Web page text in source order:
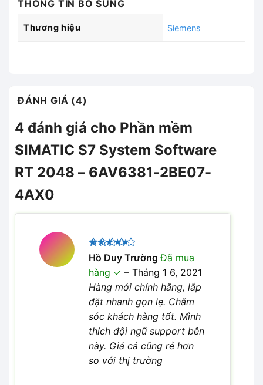
THÔNG TIN BỔ SUNG
Thương hiệu Siemens
ĐÁNH GIÁ (4)
4 đánh giá cho Phần mềm
SIMATIC S7 System Software
RT 2048 – 6AV6381-2BE07-
4AX0
Được
xếp hạng
45 sao
Hồ Duy TrườngĐã mua
hàng
– Tháng 1 6, 2021
Hàng mới chính hãng, lắp
đặt nhanh gọn lẹ. Chăm
sóc khách hàng tốt. Mình
thích đội ngũ support bên
này. Giá cả cũng rẻ hơn
so với thị trường